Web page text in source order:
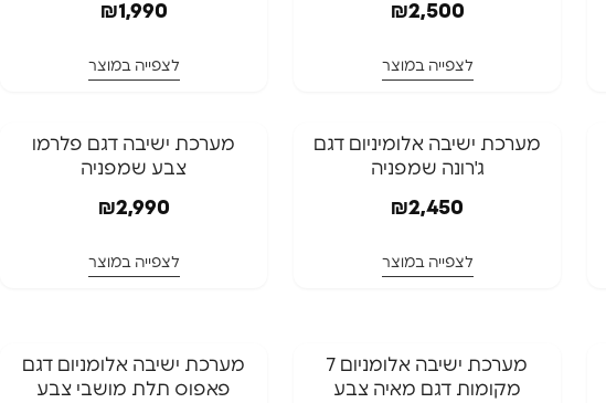
₪2,500
לצפייה במוצר
₪1,990
לצפייה במוצר
המלאי אזל
המלאי אזל
מערכת ישיבה אלומיניום דגם
ג'רונה שמפניה
₪2,450
לצפייה במוצר
המלאי אזל
המלאי אזל
מערכת ישיבה דגם פלרמו
צבע שמפניה
₪2,990
לצפייה במוצר
-10%
המלאי אזל
⁦מערכת ישיבה אלומניום 7
מקומות דגם מאיה⁩ צבע
המלאי אזל
המלאי אזל
מערכת ישיבה אלומניום דגם
פאפוס תלת מושבי צבע